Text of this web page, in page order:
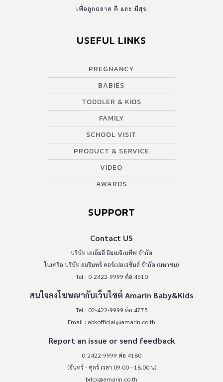
เพื่อลูกฉลาด ดี และ มีสุข
USEFUL LINKS
PREGNANCY
BABIES
TODDLER & KIDS
FAMILY
SCHOOL VISIT
PRODUCT & SERVICE
VIDEO
AWARDS
SUPPORT
Contact US
บริษัท เอเอ็มอี อิมเมจิเนทีฟ จำกัด
ในเครือ บริษัท อมรินทร์ คอร์เปอเรชั่นส์ จำกัด (มหาชน)
Tel : 0-2422-9999 ต่อ 4510
สนใจลงโฆษณากับเว็บไซต์ Amarin Baby&Kids
Tel : 02-422-9999 ต่อ 4775
Email : abkofficial@amarin.co.th
Report an issue or send feedback
0-2422-9999 ต่อ 4180
(จันทร์ - ศุกร์ เวลา 09.00 - 18.00 น)
bdcx@amarin.co.th